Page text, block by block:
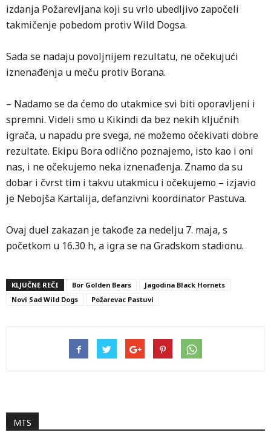
izdanja Požarevljana koji su vrlo ubedljivo započeli
takmičenje pobedom protiv Wild Dogsa.
Sada se nadaju povoljnijem rezultatu, ne očekujući
iznenađenja u meču protiv Borana.
– Nadamo se da ćemo do utakmice svi biti oporavljeni i
spremni. Videli smo u Kikindi da bez nekih ključnih
igrača, u napadu pre svega, ne možemo očekivati dobre
rezultate. Ekipu Bora odlično poznajemo, isto kao i oni
nas, i ne očekujemo neka iznenađenja. Znamo da su
dobar i čvrst tim i takvu utakmicu i očekujemo – izjavio
je Nebojša Kartalija, defanzivni koordinator Pastuva.
Ovaj duel zakazan je takođe za nedelju 7. maja, s
početkom u 16.30 h, a igra se na Gradskom stadionu.
KLJUČNE REČI Bor Golden Bears
Jagodina Black Hornets
Novi Sad Wild Dogs
Požarevac Pastuvi
MTS